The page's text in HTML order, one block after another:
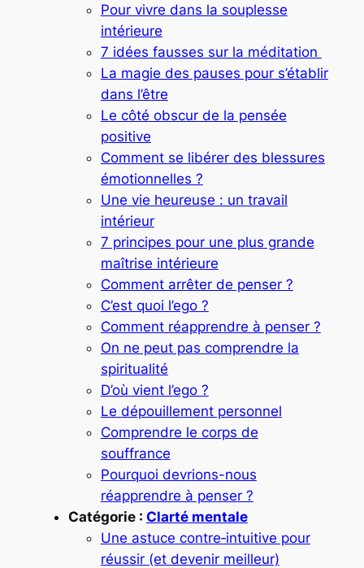
Pour vivre dans la souplesse
intérieure
7 idées fausses sur la méditation
La magie des pauses pour s’établir
dans l’être
Le côté obscur de la pensée
positive
Comment se libérer des blessures
émotionnelles ?
Une vie heureuse : un travail
intérieur
7 principes pour une plus grande
maîtrise intérieure
Comment arrêter de penser ?
C’est quoi l’ego ?
Comment réapprendre à penser ?
On ne peut pas comprendre la
spiritualité
D’où vient l’ego ?
Le dépouillement personnel
Comprendre le corps de
souffrance
Pourquoi devrions-nous
réapprendre à penser ?
Catégorie : Clarté mentale
Une astuce contre‑intuitive pour
réussir (et devenir meilleur)